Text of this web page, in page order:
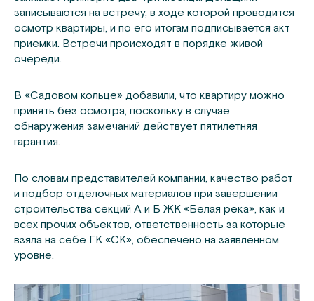
записываются на встречу, в ходе которой проводится
осмотр квартиры, и по его итогам подписывается акт
приемки. Встречи происходят в порядке живой
очереди.
В «Садовом кольце» добавили, что квартиру можно
принять без осмотра, поскольку в случае
обнаружения замечаний действует пятилетняя
гарантия.
По словам представителей компании, качество работ
и подбор отделочных материалов при завершении
строительства секций А и Б ЖК «Белая река», как и
всех прочих объектов, ответственность за которые
взяла на себе ГК «СК», обеспечено на заявленном
уровне.